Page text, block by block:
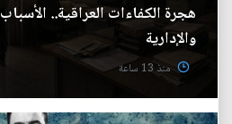
هجرة الكفاءات العراقية..
والإدارية
منذ 13 ساعة